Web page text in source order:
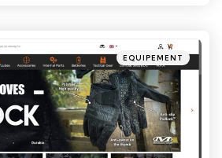
Categories
Posted
in
EQUIPEMENT